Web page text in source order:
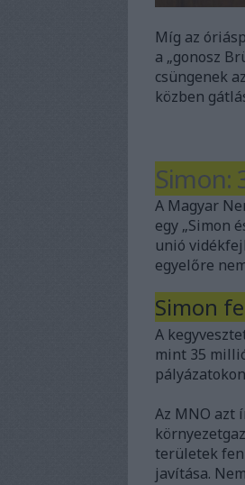
Míg az
a „gonosz
csüngenek
közben
Simon:
A Magyar
egy „Simon
unió
egyelőre
Simon
A
mint 35
Az MNO azt
területek
javítása.